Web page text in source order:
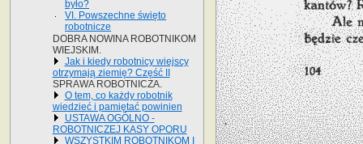
było?
VI. Powszechne święto
robotnicze
DOBRA NOWINA ROBOTNIKOM
WIEJSKIM.
Jak i kiedy robotnicy wiejscy
otrzymają ziemię? Część II
SPRAWA ROBOTNICZA.
O tem, co każdy robotnik
wiedzieć i pamiętać powinien
USTAWA OGÓLNO -
ROBOTNICZEJ KASY OPORU
WSZYSTKIM ROBOTNIKOM I